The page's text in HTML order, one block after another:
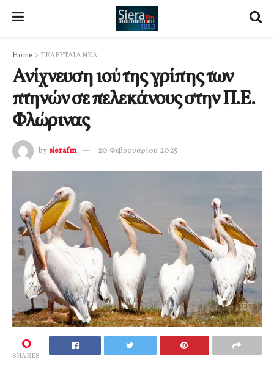
Home ΤΕΛΕΥΤΑΙΑ ΝΕΑ
Ανίχνευση ιού της γρίπης των
πτηνών σε πελεκάνους στην Π.Ε.
Φλώρινας
by sierafm 20 Φεβρουαρίου 2025
0
SHARES